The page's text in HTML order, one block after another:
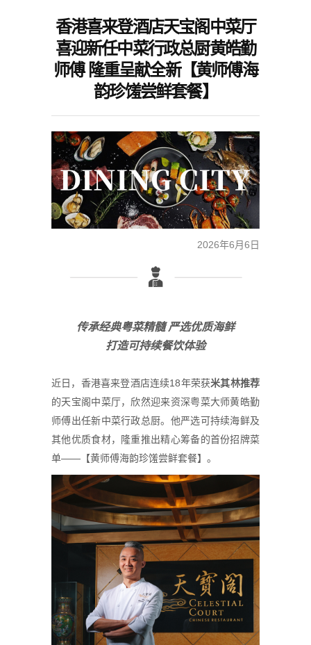
香港喜来登酒店天宝阁中菜厅
喜迎新任中菜行政总厨黄皓勤
师傅 隆重呈献全新【黄师傅海
韵珍馐尝鲜套餐】
2026年6月6日
传承经典粤菜精髓严选优质海鲜
打造可持续餐饮体验
近日，香港喜来登酒店连续18年荣获米其林推荐
的天宝阁中菜厅，欣然迎来资深粤菜大师黄皓勤
师傅出任新中菜行政总厨。他严选可持续海鲜及
其他优质食材，隆重推出精心筹备的首份招牌菜
单——【黄师傅海韵珍馐尝鲜套餐】 。